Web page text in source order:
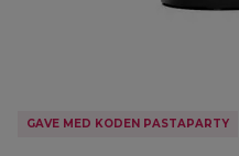
GAVE MED KODEN PASTAPARTY